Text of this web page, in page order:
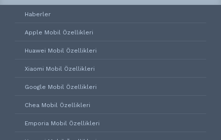
Haberler
Apple Mobil Özellikleri
Huawei Mobil Özellikleri
Xiaomi Mobil Özellikleri
Google Mobil Özellikleri
Chea Mobil Özellikleri
Emporia Mobil Özellikleri